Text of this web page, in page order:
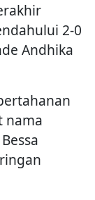
2-0
Andhika
nama